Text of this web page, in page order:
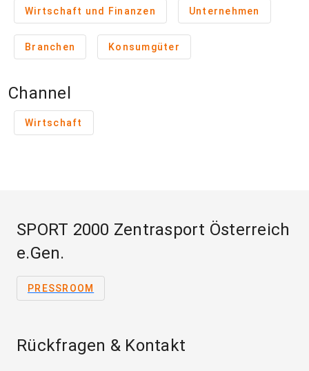
Wirtschaft und Finanzen Unternehmen
Branchen Konsumgüter
Channel
Wirtschaft
SPORT 2000 Zentrasport Österreich
e.Gen.
PRESSROOM
Rückfragen & Kontakt